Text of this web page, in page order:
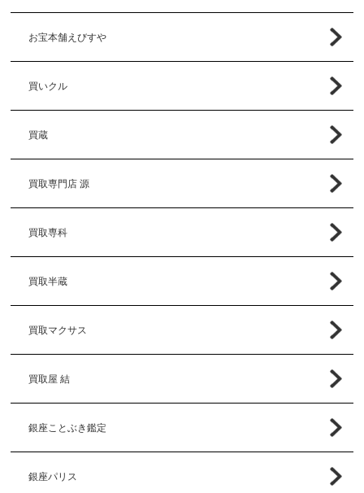
お宝本舗えびすや
買いクル
買蔵
買取専門店 源
買取専科
買取半蔵
買取マクサス
買取屋 結
銀座ことぶき鑑定
銀座パリス